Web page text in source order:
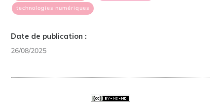
technologies numériques
Date de publication :
26/08/2025